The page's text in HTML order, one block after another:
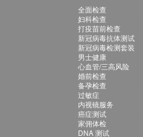
全面检查
妇科检查
打疫苗前检查
新冠病毒抗体测试
新冠病毒检测套装
男士健康
心血管/三高风险
婚前检查
备孕检查
过敏症
内视镜服务
癌症测试
家佣体检
DNA 测试